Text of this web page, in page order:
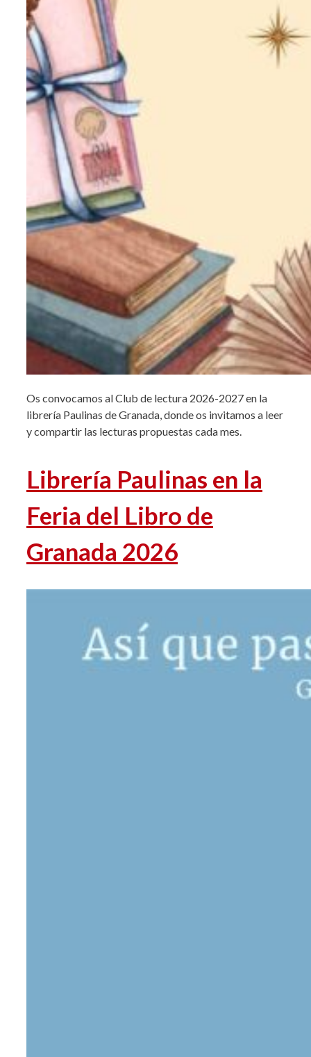
Os convocamos al Club de lectura 2026-2027 en la
librería Paulinas de Granada, donde os invitamos a leer
y compartir las lecturas propuestas cada mes.
Librería Paulinas en la
Feria del Libro de
Granada 2026